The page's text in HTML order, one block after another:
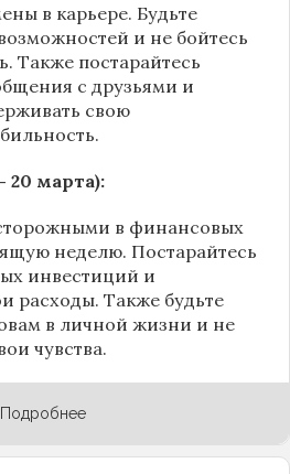
в карьере. Будьте
и не бойтесь
Также постарайтесь
с друзьями и
свою
20 марта):
в финансовых
неделю. Постарайтесь
инвестиций и
расходы. Также будьте
в личной жизни и не
чувства.
Подробнее